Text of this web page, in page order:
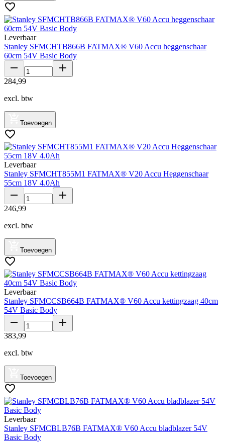
Leverbaar
Stanley SFMCHTB866B FATMAX® V60 Accu heggenschaar
60cm 54V Basic Body
284,99
excl. btw
Toevoegen
Leverbaar
Stanley SFMCHT855M1 FATMAX® V20 Accu Heggenschaar
55cm 18V 4.0Ah
246,99
excl. btw
Toevoegen
Leverbaar
Stanley SFMCCSB664B FATMAX® V60 Accu kettingzaag 40cm
54V Basic Body
383,99
excl. btw
Toevoegen
Leverbaar
Stanley SFMCBLB76B FATMAX® V60 Accu bladblazer 54V
Basic Body